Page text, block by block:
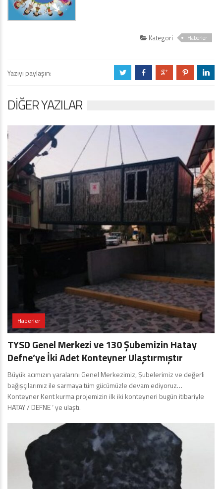
Kategori Haberler
Yazıyı paylaşın: a b c d j
DIĞER YAZILAR
Haberler
TYSD Genel Merkezi ve 130 Şubemizin Hatay
Defne’ye İki Adet Konteyner Ulaştırmıştır
Büyük acımızın yaralarını Genel Merkezimiz, Şubelerimiz ve değerli
bağışçılarımız ile sarmaya tüm gücümüzle devam ediyoruz…
Konteyner Kent kurma projemizin ilk iki konteyneri bugün itibariyle
HATAY / DEFNE ‘ ye ulaştı.